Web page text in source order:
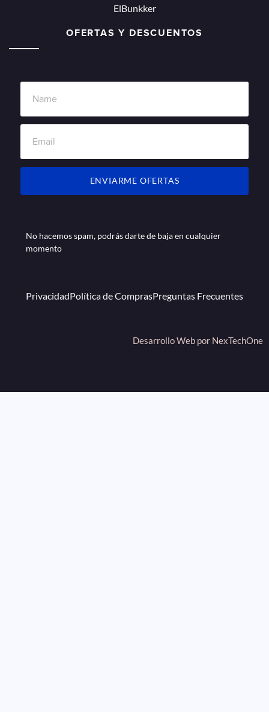
ElBunkker
OFERTAS Y DESCUENTOS
ENVIARME OFERTAS
No hacemos spam, podrás darte de baja en cualquier
momento
PrivacidadPolítica de ComprasPreguntas Frecuentes
Desarrollo Web por NexTechOne